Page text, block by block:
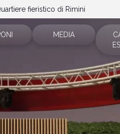
fieristico di Rimini
esporre
preventivo
MEDIA
Accrediti stampa
Info e contatti